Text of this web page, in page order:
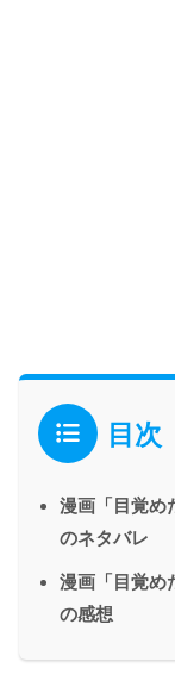
目次
漫画「目覚め
のネタバレ
漫画「目覚め
の感想